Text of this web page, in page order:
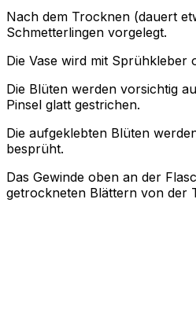
Nach dem Trocknen (dauert
Schmetterlingen vorgelegt.
Die Vase wird mit Sprühkleber
Die Blüten werden vorsichtig
Pinsel glatt gestrichen.
Die aufgeklebten Blüten
besprüht.
Das Gewinde oben an der
getrockneten Blättern von der